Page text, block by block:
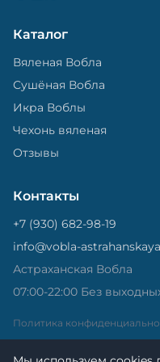
Каталог
Вяленая Вобла
Сушёная Вобла
Икра Воблы
Чехонь вяленая
Отзывы
Контакты
+7 (930) 682-98-19
info@vobla-
Астраханская Вобла
07:00-22:00 Без
Политика